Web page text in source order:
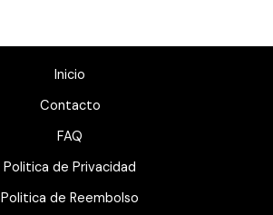
Inicio
Contacto
FAQ
Politica de Privacidad
Politica de Reembolso